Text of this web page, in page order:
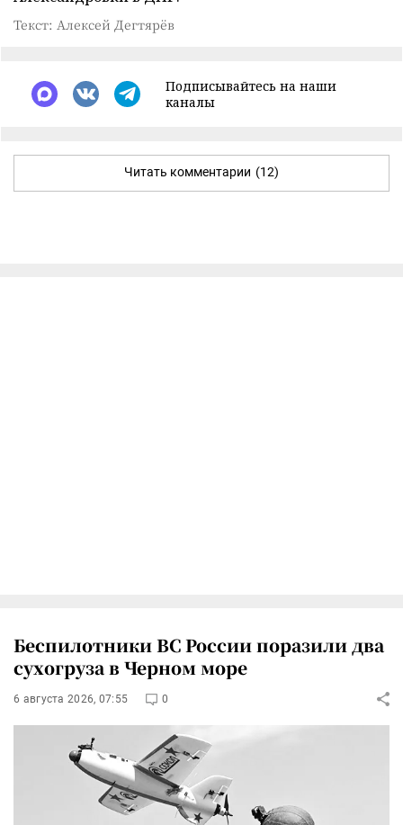
Текст: Алексей Дегтярёв
Подписывайтесь на наши
каналы
Читать комментарии (12)
Беспилотники ВС России поразили два
сухогруза в Черном море
6 августа 2026, 07:55 0